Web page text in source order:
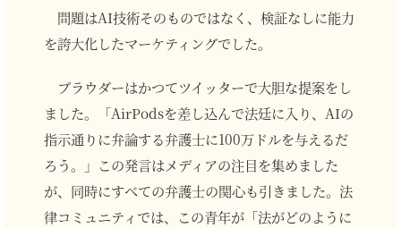
問題はAI技術そのものではなく、検証なしに能力
を誇大化したマーケティングでした。
ブラウダーはかつてツイッターで大胆な提案をし
ました。「AirPodsを差し込んで法廷に入り、AIの
指示通りに弁論する弁護士に100万ドルを与えるだ
ろう。」この発言はメディアの注目を集めました
が、同時にすべての弁護士の関心も引きました。法
律コミュニティでは、この青年が「法がどのように